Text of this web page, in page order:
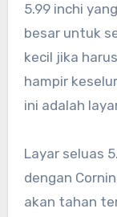
5.99 inchi
besar untuk
kecil jika
hampir
ini adalah
Layar seluas
dengan
akan tahan